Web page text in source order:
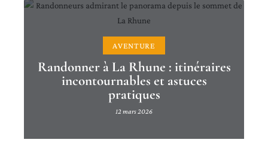
AVENTURE
Randonner à La Rhune : itinéraires
incontournables et astuces
pratiques
12 mars 2026